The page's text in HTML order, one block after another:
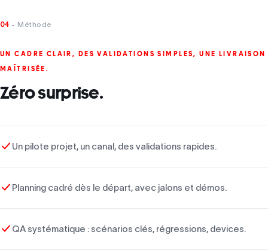
04 - Méthode
UN CADRE CLAIR, DES VALIDATIONS SIMPLES, UNE LIVRAISON
MAÎTRISÉE.
Zéro surprise.
Un pilote projet, un canal, des validations rapides.
Planning cadré dès le départ, avec jalons et démos.
QA systématique : scénarios clés, régressions, devices.